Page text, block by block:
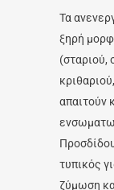
Τα
ξηρή
(σταριού,
απαιτούν
τυπικός
ζύμωση